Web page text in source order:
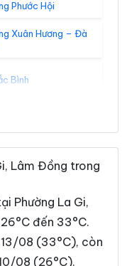
Phước Hội
Xuân Hương – Đà
Bình
Lâm 5
Tiên
Tiên 3
Lâm Đồng trong
Phường La Gi,
đến 33°C.
08 (33°C), còn
08 (26°C).